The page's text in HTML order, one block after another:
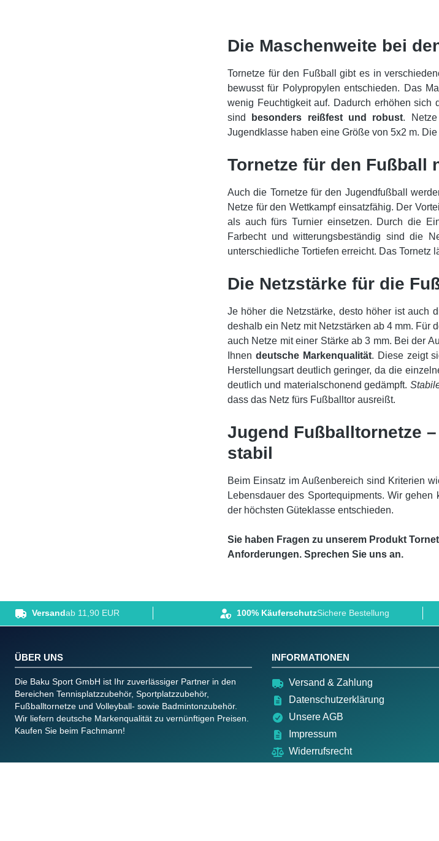
Die Maschenweite bei
Tornetze für den Fußball gibt es in
bewusst für Polypropylen entschieden. Das
wenig Feuchtigkeit auf. Dadurch erhöhen sich
sind
besonders reißfest und robust.
Jugendklasse haben eine Größe von 5x2 m.
Tornetze für den Fußball
Auch die Tornetze für den Jugendfußball
Netze für den Wettkampf einsatzfähig. Der
als auch fürs Turnier einsetzen. Durch die
Farbecht und witterungsbeständig sind die
unterschiedliche Tortiefen erreicht. Das Tornetz
Die Netzstärke für die
Je höher die Netzstärke, desto höher ist auch
deshalb ein Netz mit Netzstärken ab 4 mm. Für
auch Netze mit einer Stärke ab 3 mm. Bei der
Ihnen deutsche Markenqualität. Diese zeigt
Herstellungsart deutlich geringer, da die
deutlich und materialschonend gedämpft.
dass das Netz fürs Fußballtor ausreißt.
Jugend Fußballtornetze
stabil
Beim Einsatz im Außenbereich sind Kriterien
Lebensdauer des Sportequipments. Wir
der höchsten Güteklasse entschieden.
Sie haben Fragen zu unserem Produkt
Anforderungen. Sprechen Sie uns an.
Versandab 11,90 EUR 100% KäuferschutzSichere Bestellung
ÜBER UNS
Die Baku Sport GmbH ist Ihr zuverlässiger Partner in den
Bereichen Tennisplatzzubehör, Sportplatzzubehör,
Fußballtornetze und Volleyball- sowie Badmintonzubehör.
Wir liefern deutsche Markenqualität zu vernünftigen Preisen.
Kaufen Sie beim Fachmann!
INFORMATIONEN
Versand & Zahlung
Datenschutzerklärung
Unsere AGB
Impressum
Widerrufsrecht